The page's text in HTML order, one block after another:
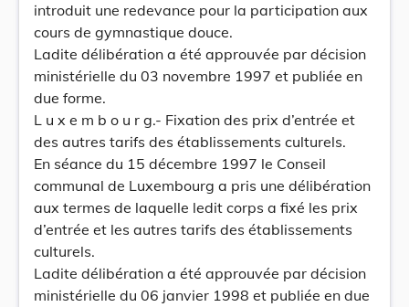
introduit une redevance pour la participation aux
cours de gymnastique douce.
Ladite délibération a été approuvée par décision
ministérielle du 03 novembre 1997 et publiée en
due forme.
L u x e m b o u r g.- Fixation des prix d’entrée et
des autres tarifs des établissements culturels.
En séance du 15 décembre 1997 le Conseil
communal de Luxembourg a pris une délibération
aux termes de laquelle ledit corps a fixé les prix
d’entrée et les autres tarifs des établissements
culturels.
Ladite délibération a été approuvée par décision
ministérielle du 06 janvier 1998 et publiée en due